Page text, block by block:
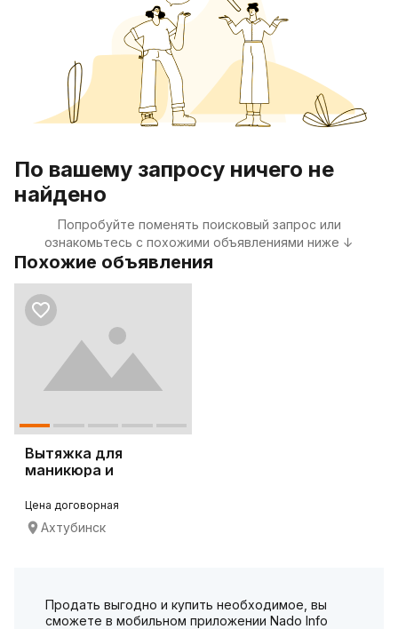
По вашему запросу ничего не
найдено
Попробуйте поменять поисковый запрос или
ознакомьтесь с похожими объявлениями ниже ↓
Похожие объявления
Вытяжка для
маникюра и
Alize
Цена договорная
Ахтубинск
Продать выгодно и купить необходимое, вы
сможете в мобильном приложении Nado Info